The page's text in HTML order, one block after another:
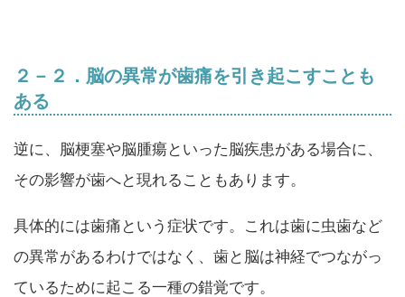
２－２．脳の異常が歯痛を引き起こすことも
ある
逆に、脳梗塞や脳腫瘍といった脳疾患がある場合に、
その影響が歯へと現れることもあります。
具体的には歯痛という症状です。これは歯に虫歯など
の異常があるわけではなく、歯と脳は神経でつながっ
ているために起こる一種の錯覚です。